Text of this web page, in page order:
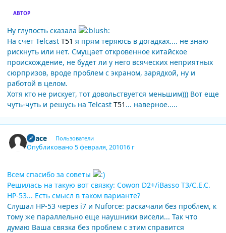
АВТОР
Ну глупость сказала
На счет Telcast T51 я прям теряюсь в догадках.... не знаю
рискнуть или нет. Смущает откровенное китайское
происхождение, не будет ли у него всяческих неприятных
сюрпризов, вроде проблем с экраном, зарядкой, ну и
работой в целом.
Хотя кто не рискует, тот довольствуется меньшим))) Вот еще
чуть-чуть и решусь на Telcast T51 ... наверное.....
Space Пользователи
Опубликовано5 февраля, 201016 г
Всем спасибо за советы
Решилась на такую вот связку: Cowon D2+/iBasso T3/С.Е.С.
НР-53... Есть смысл в таком варианте?
Слушал НР-53 через i7 и Nuforce: раскачали без проблем, к
тому же параллельно еще наушники висели... Так что
думаю Ваша связка без проблем с этим справится